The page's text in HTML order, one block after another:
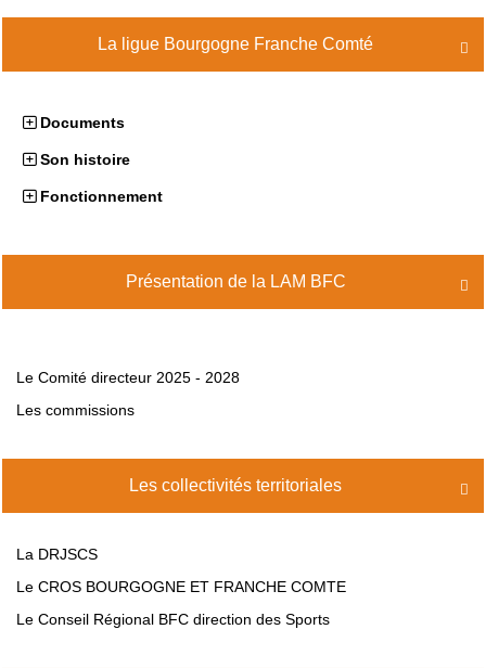

La ligue Bourgogne Franche Comté
Documents
Son histoire
Fonctionnement

Présentation de la LAM BFC
Le Comité directeur 2025 - 2028
Les commissions

Les collectivités territoriales
La DRJSCS
Le CROS BOURGOGNE ET FRANCHE COMTE
Le Conseil Régional BFC direction des Sports